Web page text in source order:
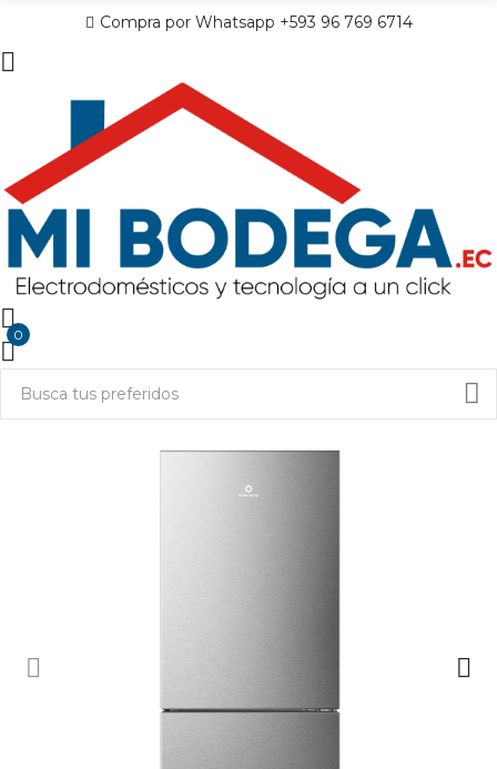
Compra por Whatsapp +593 96 769 6714
0